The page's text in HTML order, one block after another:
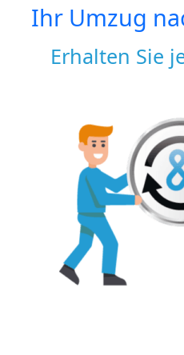
Ihr Umzug
Erhalten Sie